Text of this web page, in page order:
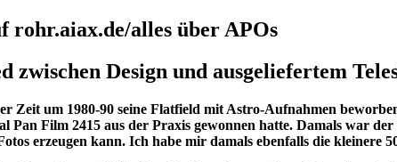
rohr.aiax.de/alles über APOs
zwischen Design und ausgeliefertem
Zeit um 1980-90 seine Flatfield mit Astro-Aufnahmen
Pan Film 2415 aus der Praxis gewonnen hatte. Damals war
erzeugen kann. Ich habe mir damals ebenfalls die kleinere